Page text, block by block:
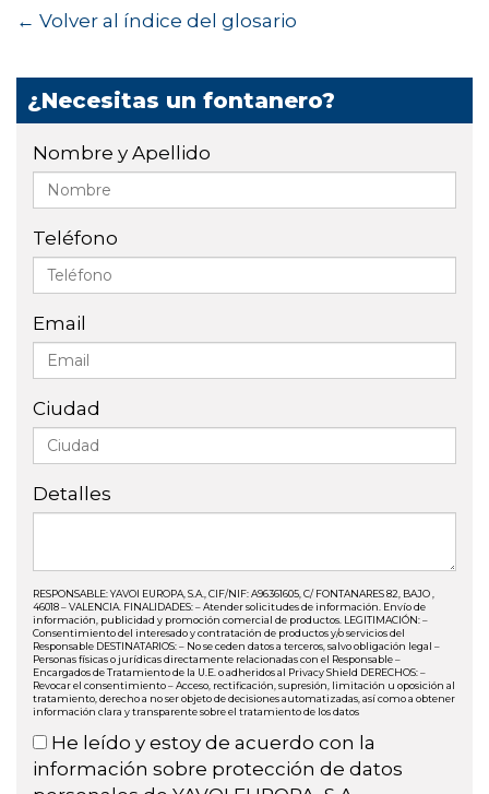
← Volver al índice del glosario
¿Necesitas un fontanero?
Nombre y Apellido
Teléfono
Email
Ciudad
Detalles
RESPONSABLE: YAVOI EUROPA, S.A., CIF/NIF: A96361605, C/ FONTANARES 82, BAJO ,
46018 – VALENCIA. FINALIDADES: – Atender solicitudes de información. Envío de
información, publicidad y promoción comercial de productos. LEGITIMACIÓN: –
Consentimiento del interesado y contratación de productos y/o servicios del
Responsable DESTINATARIOS: – No se ceden datos a terceros, salvo obligación legal –
Personas físicas o jurídicas directamente relacionadas con el Responsable –
Encargados de Tratamiento de la U.E. o adheridos al Privacy Shield DERECHOS: –
Revocar el consentimiento – Acceso, rectificación, supresión, limitación u oposición al
tratamiento, derecho a no ser objeto de decisiones automatizadas, así como a obtener
información clara y transparente sobre el tratamiento de los datos
He leído y estoy de acuerdo con la
información sobre protección de datos